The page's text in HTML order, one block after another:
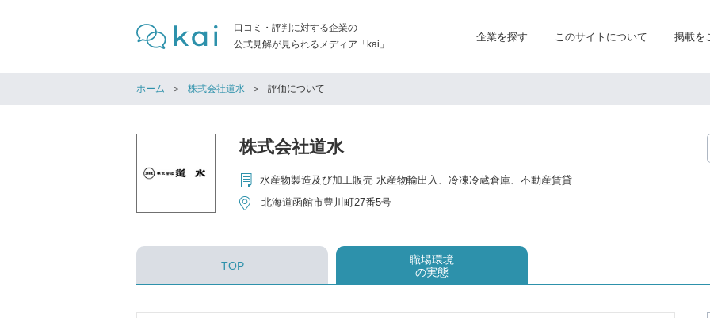
口コミ・評判に対する企業の
公式見解が見られるメディア「kai」
企業を探す このサイトについて 掲載を
ホーム 株式会社道水 評価について
株式会社道水
水産物製造及び加工販売 水産物輸出入、冷凍冷蔵倉庫、不動産賃貸
北海道函館市豊川町27番5号
TOP
職場環境
の実態